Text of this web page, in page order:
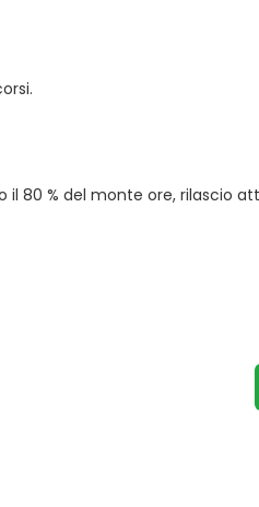
80 % del monte ore, rilascio